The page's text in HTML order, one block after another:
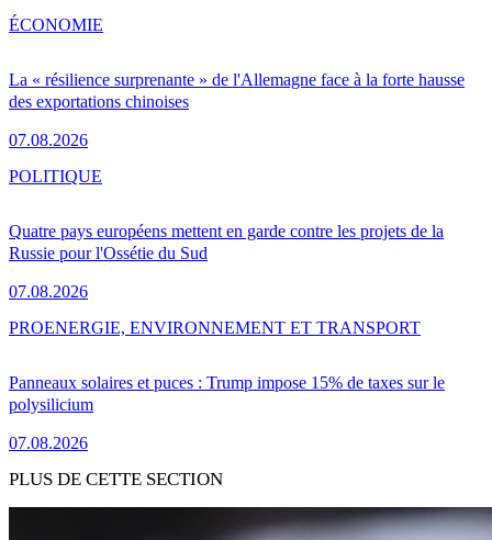
La « résilience surprenante » de l'Allemagne face à la forte hausse
des exportations chinoises
07.08.2026
ÉCONOMIE
Quatre pays européens mettent en garde contre les projets de la
Russie pour l'Ossétie du Sud
07.08.2026
POLITIQUE
Panneaux solaires et puces : Trump impose 15% de taxes sur le
polysilicium
07.08.2026
PROENERGIE, ENVIRONNEMENT ET TRANSPORT
PLUS DE CETTE SECTION